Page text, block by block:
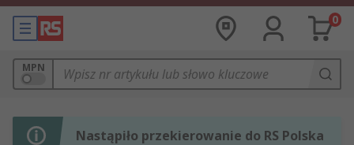
0
MPN
Nastąpiło przekierowanie do RS Polska